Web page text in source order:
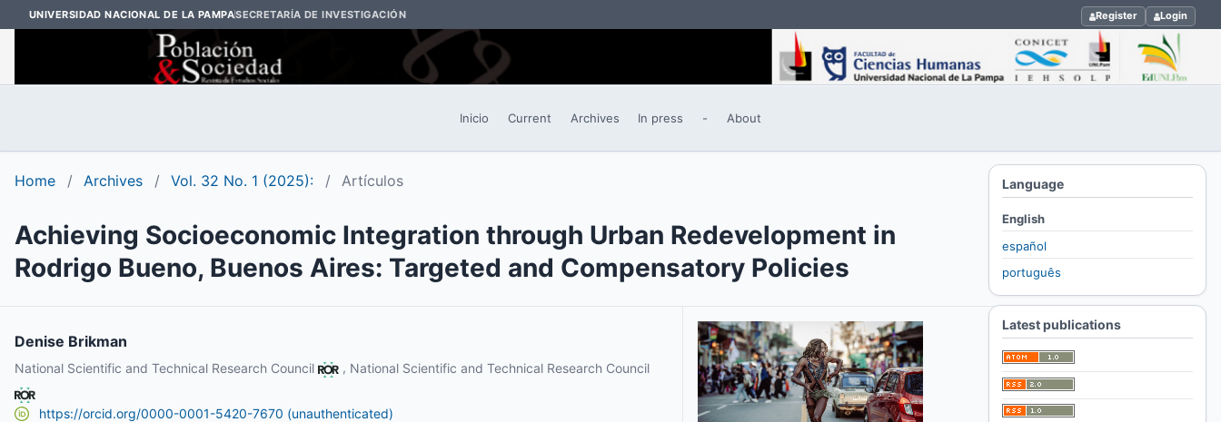
UNIVERSIDAD NACIONAL DE LA PAMPASECRETARÍA DE INVESTIGACIÓN Register Login
Inicio Current Archives In press - About
Home / Archives / Vol. 32 No. 1 (2025): / Artículos
Achieving Socioeconomic Integration through Urban Redevelopment in
Rodrigo Bueno, Buenos Aires: Targeted and Compensatory Policies
Denise Brikman
National Scientific and Technical Research Council , National Scientific and Technical Research Council
https://orcid.org/0000-0001-5420-7670 (unauthenticated)
Language
English
español
português
Latest publications